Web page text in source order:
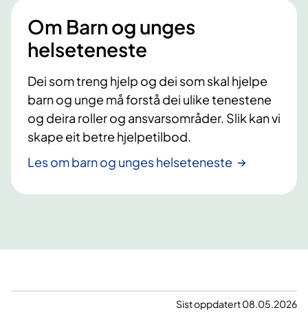
Om Barn og unges
helseteneste
Dei som treng hjelp og dei som skal hjelpe
barn og unge må forstå dei ulike tenestene
og deira roller og ansvarsområder. Slik kan vi
skape eit betre hjelpetilbod.
Les om barn og unges helseteneste
Sist oppdatert 08.05.2026